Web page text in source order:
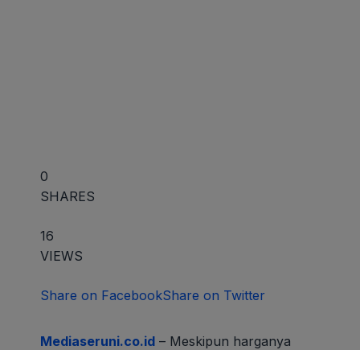
0
SHARES
16
VIEWS
Share on FacebookShare on Twitter
Mediaseruni.co.id – Meskipun harganya